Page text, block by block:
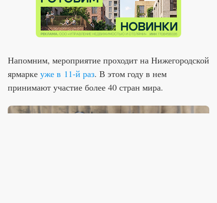
Напомним, мероприятие проходит на Нижегородской
ярмарке уже в 11-й раз. В этом году в нем
принимают участие более 40 стран мира.